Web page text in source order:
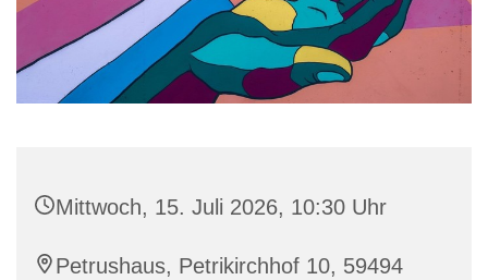
Mittwoch, 15. Juli 2026, 10:30 Uhr
Petrushaus, Petrikirchhof 10, 59494